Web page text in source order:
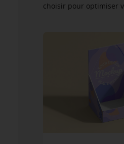
choisir pour optimiser